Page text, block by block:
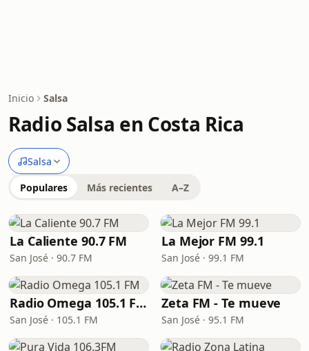
Inicio Salsa
Radio Salsa en Costa Rica
Salsa
Populares Más recientes A–Z
La Caliente 90.7 FM
San José · 90.7 FM
La Mejor FM 99.1
San José · 99.1 FM
Radio Omega 105.1 FM
San José · 105.1 FM
Zeta FM - Te mueve
San José · 95.1 FM